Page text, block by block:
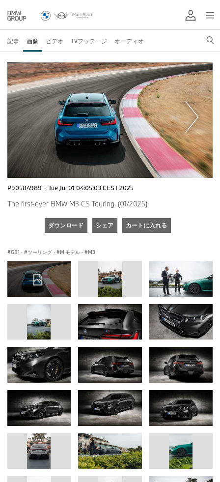
記事 画像 ビデオ TVフッテージ オーディオ
P90584989 · Tue Jul 01 04:05:03 CEST 2025
The first-ever BMW M3 CS Touring. (01/2025)
ダウンロード シェア カートに入れる
G81 · ツーリング · M モデル · M3